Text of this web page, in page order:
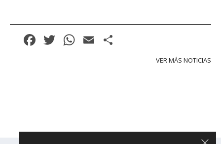
Facebook
Twitter
WhatsApp
Email
VER MÁS NOTICIAS